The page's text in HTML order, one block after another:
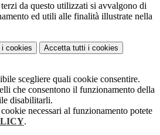
da questo utilizzati si avvalgono di
ed utili alle finalità illustrate nella
i cookies Accetta tutti i cookies
scegliere quali cookie consentire.
che consentono il funzionamento della
disabilitarli.
necessari al funzionamento potete
.